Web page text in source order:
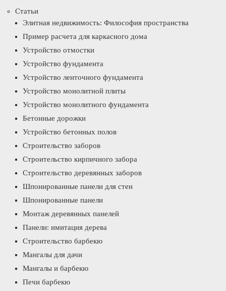
Статьи
Элитная недвижимость: Философия пространства
Пример расчета для каркасного дома
Устройство отмостки
Устройство фундамента
Устройство ленточного фундамента
Устройство монолитной плиты
Устройство монолитного фундамента
Бетонные дорожки
Устройство бетонных полов
Строительство заборов
Строительство кирпичного забора
Строительство деревянных заборов
Шпонированные панели для стен
Шпонированные панели
Монтаж деревянных панелей
Панели: имитация дерева
Строительство барбекю
Мангалы для дачи
Мангалы и барбекю
Печи барбекю